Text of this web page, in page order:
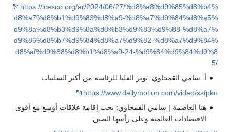
https://icesco.org/ar/2024/06/27/%d8%a8%d9%85%d8%b4%
d8%a7%d8%b1%d9%83%d8%a9-%d8%a7%d9%84%d8%a5%
d9%8a%d8%b3%d9%8a%d8%b3%d9%83%d9%88-%d8%a7%
d9%86%d8%b7%d9%84%d8%a7%d9%82-%d8%a7%d9%84%
d8%af%d9%88%d8%b1%d8%a9-24-%d9%84%d9%84%d9%8
5/
أ. سامي القمحاوي: توتر العليا للرئاسة من أكثر السلبيات
https://www.dailymotion.com/video/xsfpku
هنا العاصمة | سامي القمحاوي: يجب إقامة علاقات أوسع مع أقوى
الاقتصادات العالمية وعلى رأسها الصين